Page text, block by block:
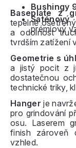
Bushingy
prémiový
Baseplate z
tepelně
a odolnost
tvrdším zatížení
Geometrie s
a jistý pocit z
dostatečnou
technické triky,
Hanger je
pro grindování
osu. Laserem
finish zároveň
vzhled.